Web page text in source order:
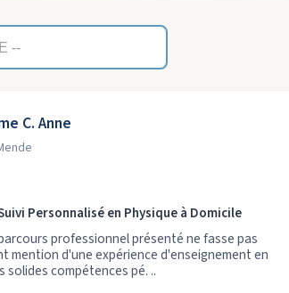
C. Anne
Personnalisé en Physique à Domicile
professionnel présenté ne fasse pas
mention d'une expérience d'enseignement en
solides compétences pé. ..